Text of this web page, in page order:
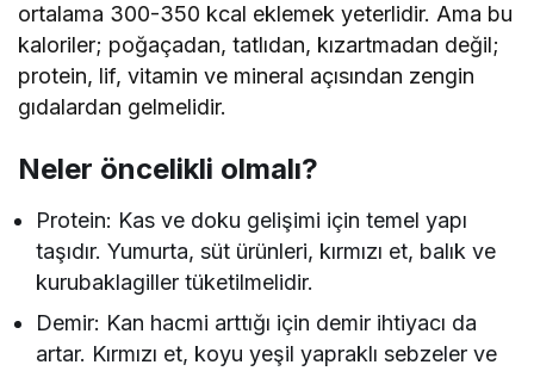
ortalama 300-350 kcal eklemek yeterlidir. Ama bu
kaloriler; poğaçadan, tatlıdan, kızartmadan değil;
protein, lif, vitamin ve mineral açısından zengin
gıdalardan gelmelidir.
Neler öncelikli olmalı?
Protein: Kas ve doku gelişimi için temel yapı
taşıdır. Yumurta, süt ürünleri, kırmızı et, balık ve
kurubaklagiller tüketilmelidir.
Demir: Kan hacmi arttığı için demir ihtiyacı da
artar. Kırmızı et, koyu yeşil yapraklı sebzeler ve